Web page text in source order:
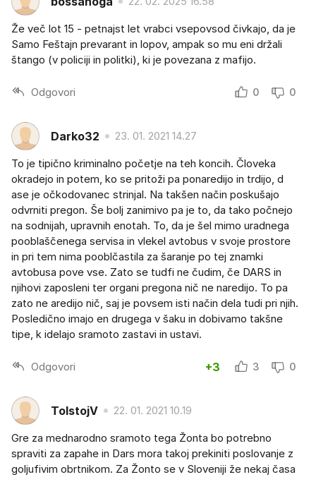
Že več lot 15 - petnajst let vrabci vsepovsod čivkajo, da je
Samo Feštajn prevarant in lopov, ampak so mu eni držali
štango (v policiji in politki), ki je povezana z mafijo.
Odgovori 0 0
Darko32 23. 01. 2021 14.27
To je tipično kriminalno početje na teh koncih. Človeka
okradejo in potem, ko se pritoži pa ponaredijo in trdijo, d
ase je očkodovanec strinjal. Na takšen način poskušajo
odvrniti pregon. Še bolj zanimivo pa je to, da tako počnejo
na sodnijah, upravnih enotah. To, da je šel mimo uradnega
pooblaščenega servisa in vlekel avtobus v svoje prostore
in pri tem nima pooblčastila za šaranje po tej znamki
avtobusa pove vse. Zato se tudfi ne čudim, če DARS in
njihovi zaposleni ter organi pregona nič ne naredijo. To pa
zato ne aredijo nič, saj je povsem isti način dela tudi pri njih.
Posledično imajo en drugega v šaku in dobivamo takšne
tipe, k idelajo sramoto zastavi in ustavi.
Odgovori +3 3 0
TolstojV 22. 01. 2021 10.19
Gre za mednarodno sramoto tega Žonta bo potrebno
spraviti za zapahe in Dars mora takoj prekiniti poslovanje z
goljufivim obrtnikom. Za Žonto se v Sloveniji že nekaj časa